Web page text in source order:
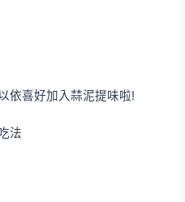
依喜好加入蒜泥提味啦!
法